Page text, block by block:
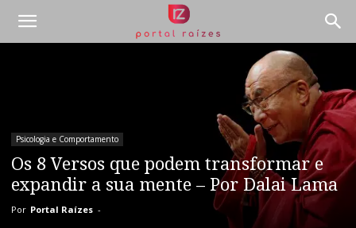
Psicologia e Comportamento
Os 8 Versos que podem transformar e
expandir a sua mente – Por Dalai Lama
Por Portal Raízes -